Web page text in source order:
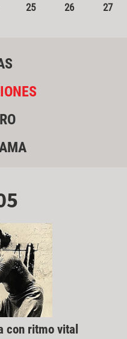
25 26
27
con ritmo vital